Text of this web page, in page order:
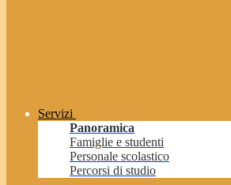
Servizi
Panoramica
Famiglie e studenti
Personale scolastico
Percorsi di studio